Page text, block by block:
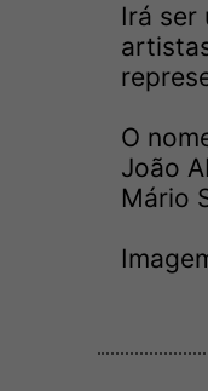
Irá ser
O
João
Mário